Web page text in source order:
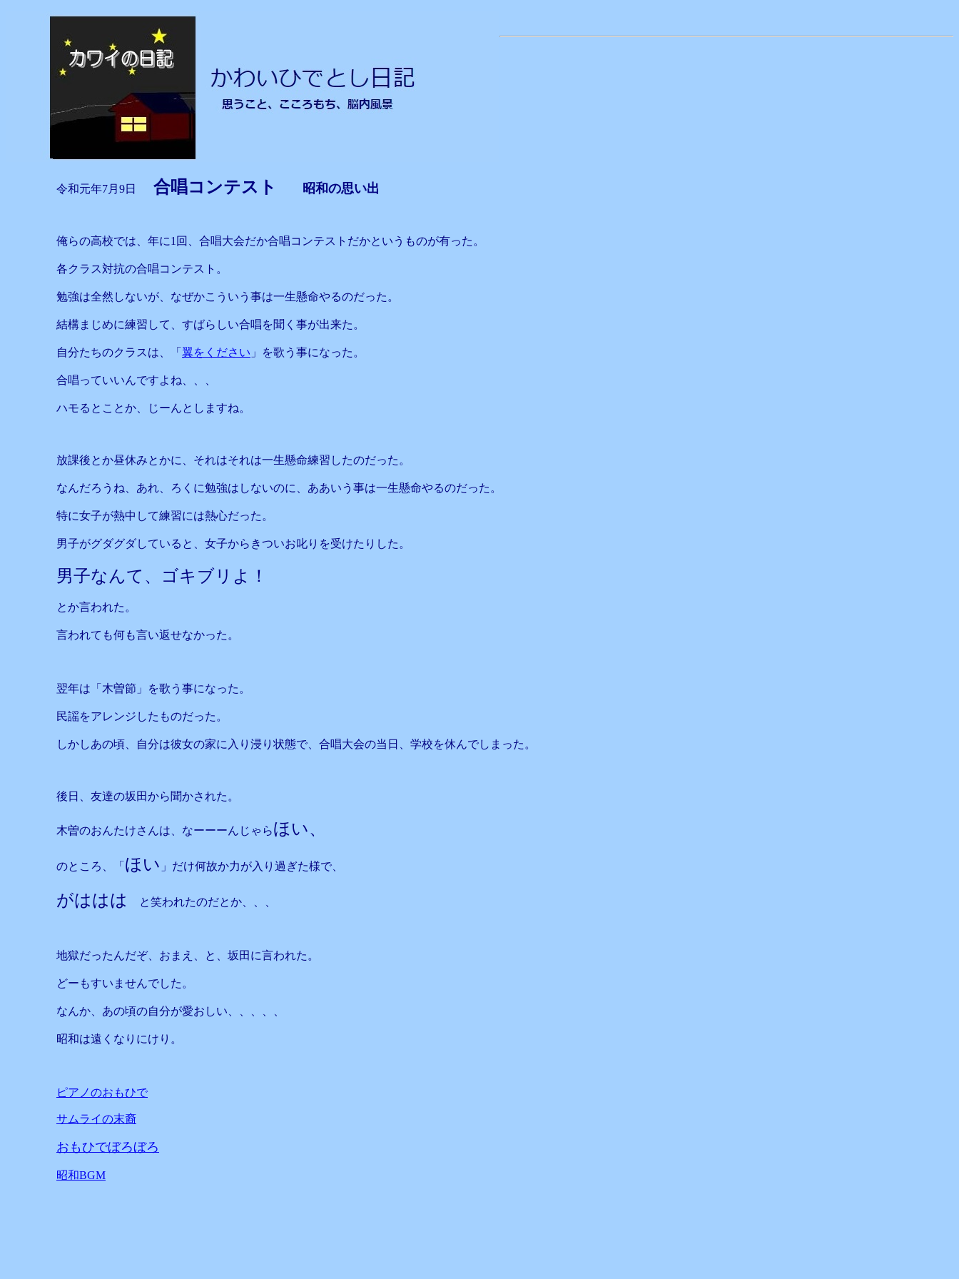
令和元年7月9日 合唱コンテスト 昭和の思い出
俺らの高校では、年に1回、合唱大会だか合唱コンテストだかというものが有った。
各クラス対抗の合唱コンテスト。
勉強は全然しないが、なぜかこういう事は一生懸命やるのだった。
結構まじめに練習して、すばらしい合唱を聞く事が出来た。
自分たちのクラスは、「 翼をください 」を歌う事になった。
合唱っていいんですよね、、、
ハモるとことか、じーんとしますね。
放課後とか昼休みとかに、それはそれは一生懸命練習したのだった。
なんだろうね、あれ、ろくに勉強はしないのに、ああいう事は一生懸命やるのだった。
特に女子が熱中して練習には熱心だった。
男子がグダグダしていると、女子からきついお叱りを受けたりした。
男子なんて、ゴキブリよ！
とか言われた。
言われても何も言い返せなかった。
翌年は「木曽節」を歌う事になった。
民謡をアレンジしたものだった。
しかしあの頃、自分は彼女の家に入り浸り状態で、合唱大会の当日、学校を休んでしまった。
後日、友達の坂田から聞かされた。
木曽のおんたけさんは、なーーーんじゃらほい、
のところ、「 ほい 」だけ何故か力が入り過ぎた様で、
がははは と笑われたのだとか、、、
地獄だったんだぞ、おまえ、と、坂田に言われた。
どーもすいませんでした。
なんか、あの頃の自分が愛おしい、、、、、
昭和は遠くなりにけり。
ピアノのおもひで
サムライの末裔
おもひでぼろぼろ
昭和BGM